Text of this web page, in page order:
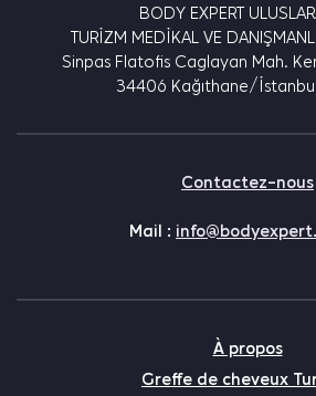
BODY EXPERT
TURİZM MEDİKAL VE
Sinpas Flatofis Caglayan Mah.
34406 Kağıthane/
Contactez-nous
Mail :
À propos
Greffe de cheveux